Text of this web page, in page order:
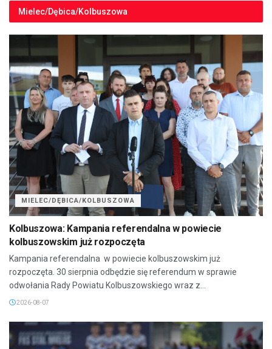
Mielec/Dębica/Kolbuszowa
MIELEC/DĘBICA/KOLBUSZOWA
Kolbuszowa: Kampania referendalna w powiecie
kolbuszowskim już rozpoczęta
Kampania referendalna w powiecie kolbuszowskim już
rozpoczęta. 30 sierpnia odbędzie się referendum w sprawie
odwołania Rady Powiatu Kolbuszowskiego wraz z...
2026-08-07